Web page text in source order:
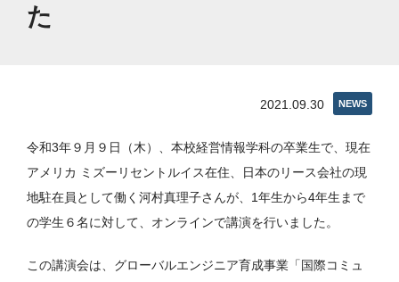
た
NEWS
2021.09.30
令和3年９月９日（木）、本校経営情報学科の卒業生で、現在
アメリカ ミズーリセントルイス在住、日本のリース会社の現
地駐在員として働く河村真理子さんが、1年生から4年生まで
の学生６名に対して、オンラインで講演を行いました。
この講演会は、グローバルエンジニア育成事業「国際コミュ